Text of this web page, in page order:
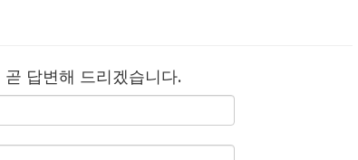
답변해 드리겠습니다.